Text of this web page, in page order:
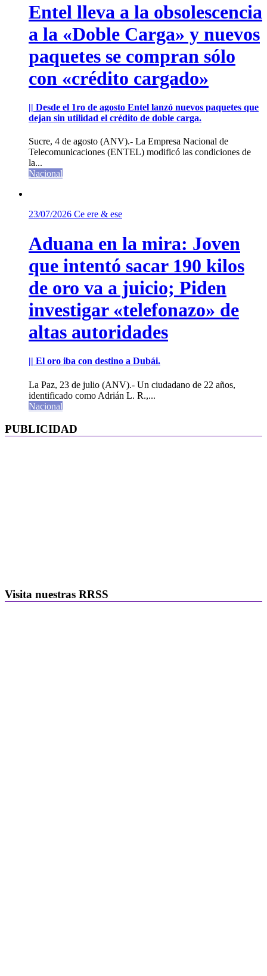
Entel lleva a la obsolescencia
a la «Doble Carga» y nuevos
paquetes se compran sólo
con «crédito cargado»
|| Desde el 1ro de agosto Entel lanzó nuevos paquetes que
dejan sin utilidad el crédito de doble carga.
Sucre, 4 de agosto (ANV).- La Empresa Nacional de
Telecomunicaciones (ENTEL) modificó las condiciones de
la...
Nacional
23/07/2026 Ce ere & ese
Aduana en la mira: Joven
que intentó sacar 190 kilos
de oro va a juicio; Piden
investigar «telefonazo» de
altas autoridades
|| El oro iba con destino a Dubái.
La Paz, 23 de julio (ANV).- Un ciudadano de 22 años,
identificado como Adrián L. R.,...
Nacional
PUBLICIDAD
Visita nuestras RRSS